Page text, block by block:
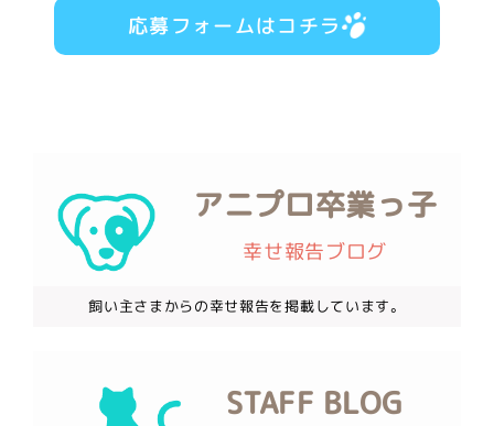
応募フォームはコチラ
アニプロ卒業っ子
幸せ報告ブログ
飼い主さまからの幸せ報告を掲載しています。
STAFF BLOG